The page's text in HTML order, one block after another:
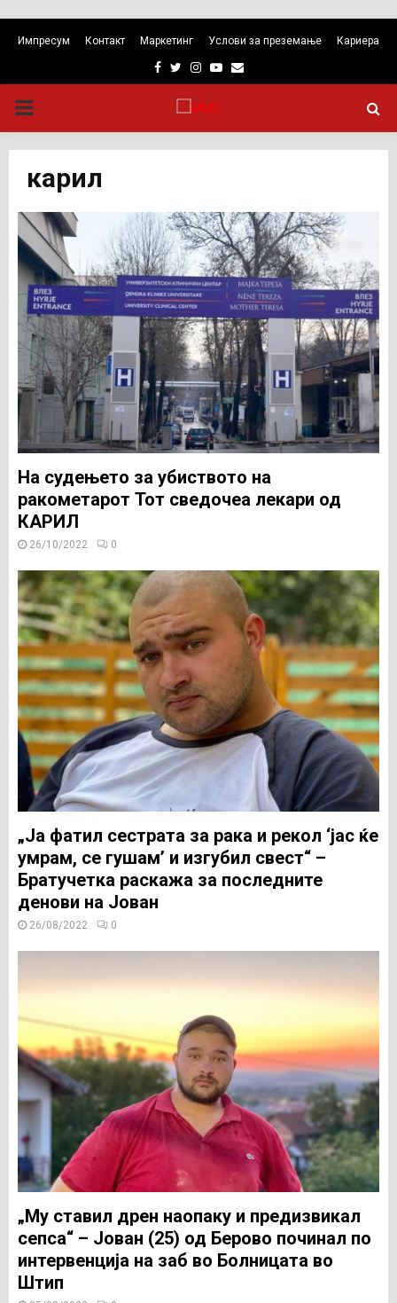
Импресум Контакт Маркетинг Услови за преземање Кариера
Facebook
TwitterInstagram
Youtube
Email
PRIMARY
MENU
карил
На судењето за убиството на
ракометарот Тот сведочеа лекари од
КАРИЛ
26/10/2022 0
„Ја фатил сестрата за рака и рекол ‘јас ќе
умрам, се гушам’ и изгубил свест“ –
Братучетка раскажа за последните
денови на Јован
26/08/2022 0
„Му ставил дрен наопаку и предизвикал
сепса“ – Јован (25) од Берово починал по
интервенција на заб во Болницата во
Штип